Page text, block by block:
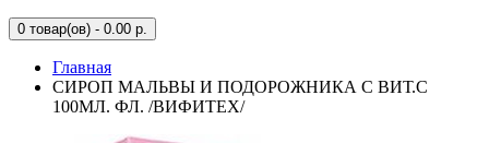
0 товар(ов) - 0.00 р.
Главная
СИРОП МАЛЬВЫ И ПОДОРОЖНИКА С ВИТ.С
100МЛ. ФЛ. /ВИФИТЕХ/